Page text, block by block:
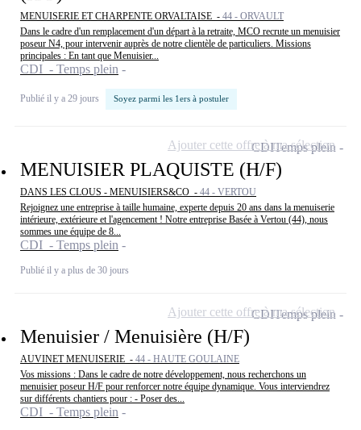
MENUISERIE ET CHARPENTE ORVALTAISE - 44 - ORVAULT
Dans le cadre d'un remplacement d'un départ à la retraite, MCO recrute un menuisier
poseur N4, pour intervenir auprès de notre clientèle de particuliers. Missions
principales : En tant que Menuisier...
CDI - Temps plein
Publié il y a 29 jours Soyez parmi les 1ers à postuler
MENUISIER PLAQUISTE (H/F)
DANS LES CLOUS - MENUISIERS&CO - 44 - VERTOU
Rejoignez une entreprise à taille humaine, experte depuis 20 ans dans la menuiserie
intérieure, extérieure et l'agencement ! Notre entreprise Basée à Vertou (44), nous
sommes une équipe de 8...
CDI - Temps plein
Publié il y a plus de 30 jours
CDITemps plein
Ajouter cette offre à ma sélection
Menuisier / Menuisière (H/F)
AUVINET MENUISERIE - 44 - HAUTE GOULAINE
Vos missions : Dans le cadre de notre développement, nous recherchons un
menuisier poseur H/F pour renforcer notre équipe dynamique. Vous interviendrez
sur différents chantiers pour : - Poser des...
CDI - Temps plein
CDITemps plein
Ajouter cette offre à ma sélection